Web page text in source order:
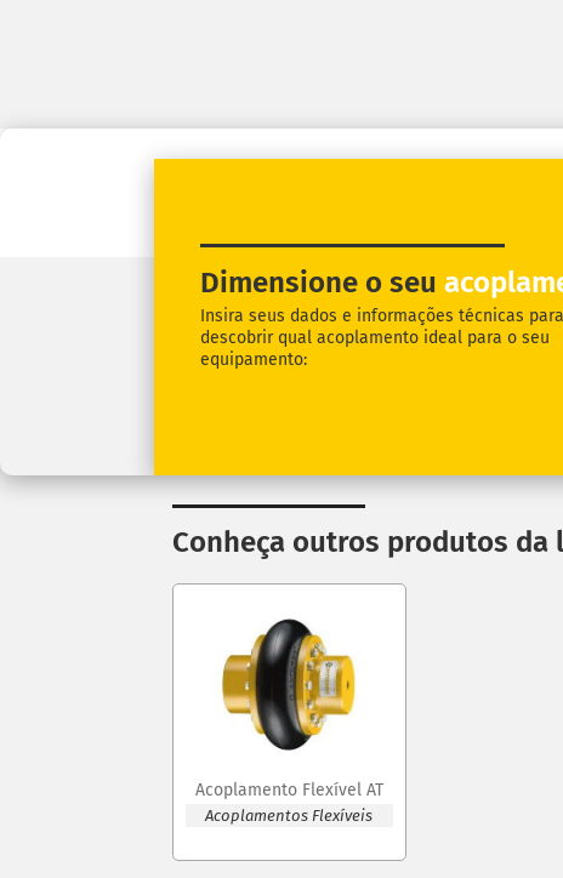
Dimensione o seu
Insira seus dados e informações técnicas para
descobrir qual acoplamento ideal para o seu
equipamento:
Conheça outros produtos da
Acoplamento Flexível AT
Acoplamentos Flexíveis